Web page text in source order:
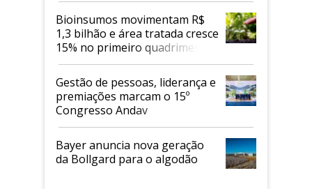
Bioinsumos movimentam R$
1,3 bilhão e área tratada cresce
15% no primeiro quadrimestre
de 2026
Gestão de pessoas, liderança e
premiações marcam o 15º
Congresso Andav
Bayer anuncia nova geração
da Bollgard para o algodão